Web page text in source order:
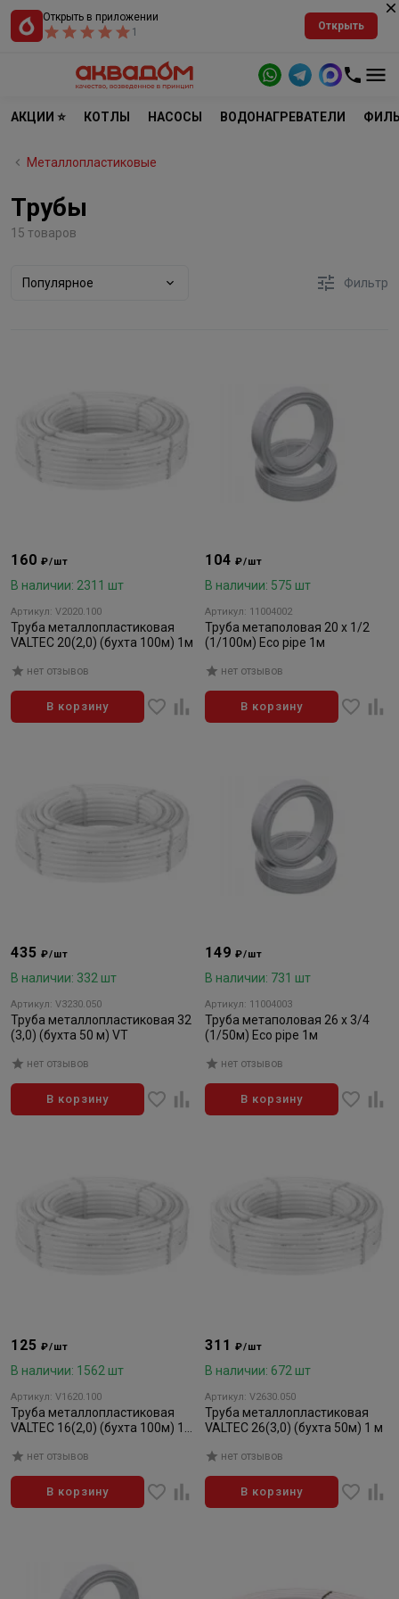
Открыть в приложении
1
Открыть
АКЦИИ ⭐ КОТЛЫ НАСОСЫ ВОДОНАГРЕВАТЕЛИ
Металлопластиковые
Трубы
15 товаров
Популярное Фильтр
160₽/шт
В наличии: 2311 шт
Артикул: V2020.100
Труба металлопластиковая
VALTEC 20(2,0) (бухта 100м) 1м
нет отзывов
В корзину
104₽/шт
В наличии: 575 шт
Артикул: 11004002
Труба метаполовая 20 х 1/2
(1/100м) Eco pipe 1м
нет отзывов
В корзину
435₽/шт
В наличии: 332 шт
Артикул: V3230.050
Труба металлопластиковая 32
(3,0) (бухта 50 м) VT
нет отзывов
В корзину
149₽/шт
В наличии: 731 шт
Артикул: 11004003
Труба метаполовая 26 х 3/4
(1/50м) Eco pipe 1м
нет отзывов
В корзину
125₽/шт
В наличии: 1562 шт
Артикул: V1620.100
Труба металлопластиковая
VALTEC 16(2,0) (бухта 100м) 1
нет отзывов
В корзину
311₽/шт
В наличии: 672 шт
Артикул: V2630.050
Труба металлопластиковая
VALTEC 26(3,0) (бухта 50м) 1 м
нет отзывов
В корзину